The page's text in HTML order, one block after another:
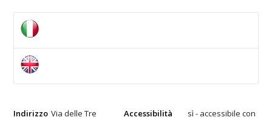
Indirizzo Via delle Tre
Accessibilità
sì - accessibile con